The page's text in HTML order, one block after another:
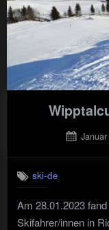
Posted
ski-de
Am 28.01.2023
Skifahrer/innen in